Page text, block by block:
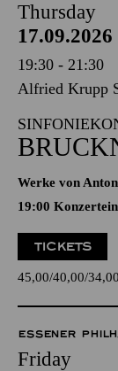
Thursday
17.09.2026
19:30 - 21:30
Alfried Krupp
Werke von
19:00
TICKETS
45,00 40,00 34,00
ESSENER
Friday